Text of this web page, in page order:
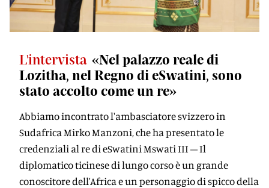
L'intervista «Nel palazzo reale di
Lozitha, nel Regno di eSwatini, sono
stato accolto come un re»
Abbiamo incontrato l'ambasciatore svizzero in
Sudafrica Mirko Manzoni, che ha presentato le
credenziali al re di eSwatini Mswati III – Il
diplomatico ticinese di lungo corso è un grande
conoscitore dell'Africa e un personaggio di spicco della